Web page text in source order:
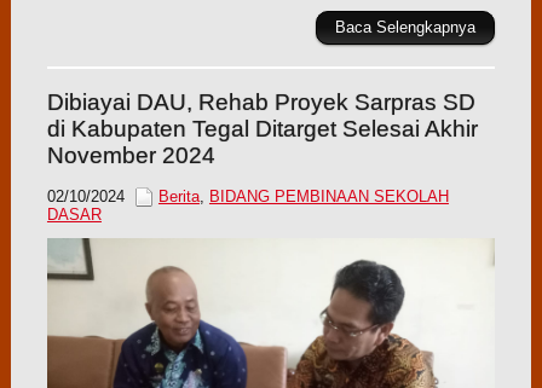
Baca Selengkapnya
Dibiayai DAU, Rehab Proyek Sarpras SD
di Kabupaten Tegal Ditarget Selesai Akhir
November 2024
02/10/2024 Berita,
BIDANG PEMBINAAN SEKOLAH
DASAR